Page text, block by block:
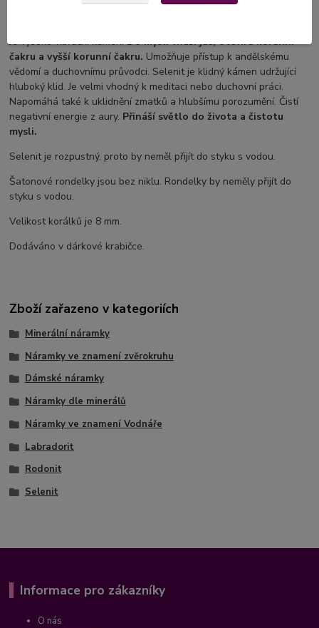
Je vysoko vibrační kámen.Do mysli vnáší jas, otevírá korunní
čakru a vyšší korunní čakru. Umožňuje přístup k andělskému
vědomí a duchovnímu průvodci. Selenit je klidný kámen udržující
hluboký klid. Je velmi vhodný k meditaci nebo duchovní práci.
Napomáhá také k uklidnění zmatků a hlubšímu porozumění. Čistí
negativní energie z aury. Přináší světlo do života a čistotu
mysli.
Selenit je rozpustný, proto by neměl přijít do styku s vodou.
Šatonové rondelky jsou bez niklu. Rondelky by neměly přijít do
styku s vodou.
Velikost korálků je 8 mm.
Dodáváno v dárkové krabičce.
Zboží zařazeno v kategoriích
Minerální náramky
Náramky ve znamení zvěrokruhu
Dámské náramky
Náramky dle minerálů
Náramky ve znamení Vodnáře
Labradorit
Rodonit
Selenit
Informace pro zákazníky
O nás